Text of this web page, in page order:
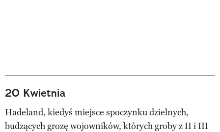
20 Kwietnia
Hadeland, kiedyś miejsce spoczynku dzielnych,
budzących grozę wojowników, których groby z II i III